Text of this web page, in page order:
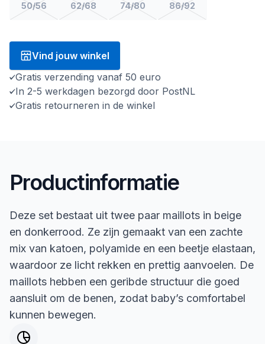
50/56 62/68 74/80 86/92
Vind jouw winkel
Gratis verzending vanaf 50 euro
In 2-5 werkdagen bezorgd door PostNL
Gratis retourneren in de winkel
Productinformatie
Deze set bestaat uit twee paar maillots in beige
en donkerrood. Ze zijn gemaakt van een zachte
mix van katoen, polyamide en een beetje elastaan,
waardoor ze licht rekken en prettig aanvoelen. De
maillots hebben een geribde structuur die goed
aansluit om de benen, zodat baby’s comfortabel
kunnen bewegen.